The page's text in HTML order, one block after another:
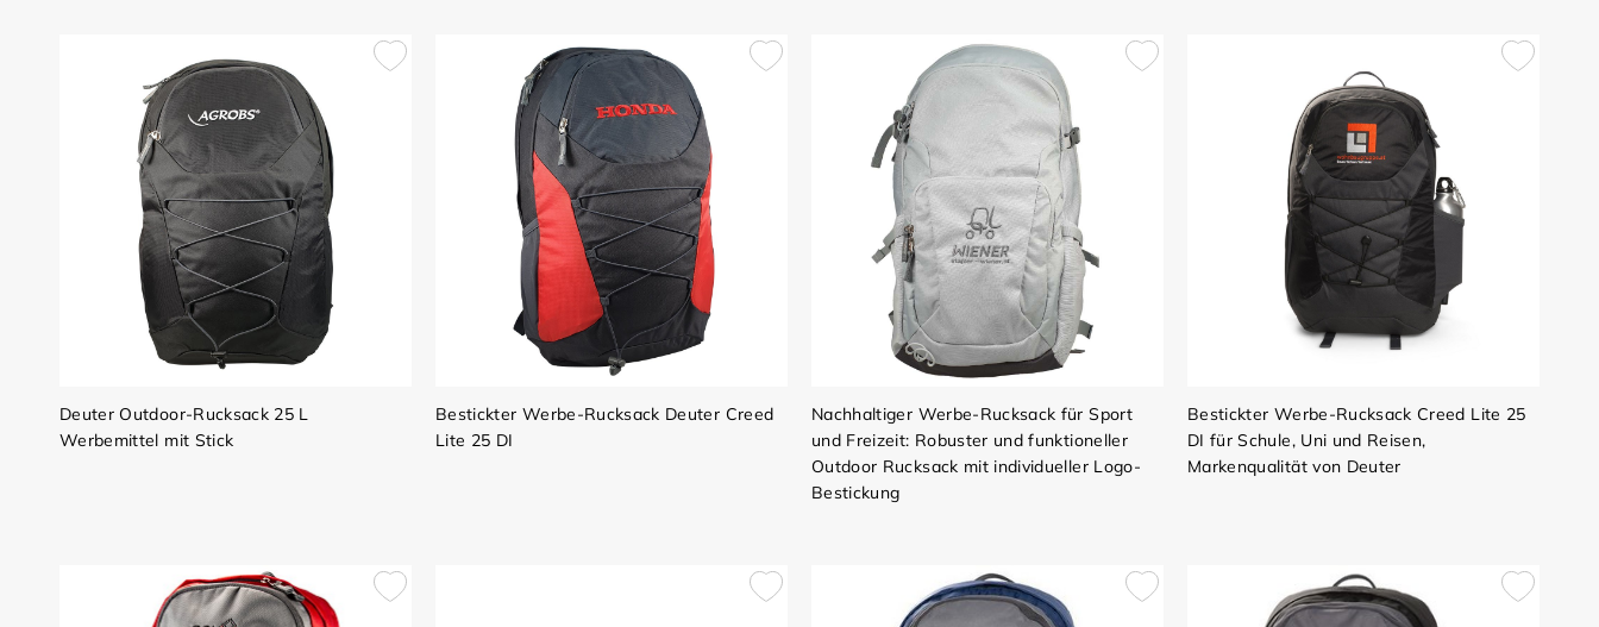
Deuter Outdoor-Rucksack 25 L
Werbemittel mit Stick
Bestickter Werbe-Rucksack Deuter Creed
Lite 25 DI
Nachhaltiger Werbe-Rucksack für Sport
und Freizeit: Robuster und funktioneller
Outdoor Rucksack mit individueller Logo-
Bestickung
Bestickter Werbe-Rucksack Creed Lite 25
DI für Schule, Uni und Reisen,
Markenqualität von Deuter